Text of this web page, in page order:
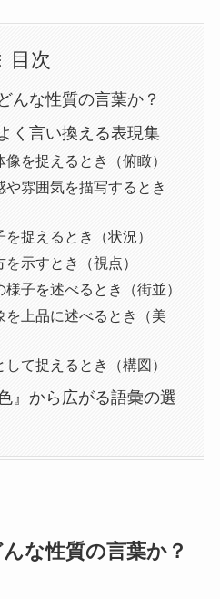
目次
んな性質の言葉か？
く言い換える表現集
を捉えるとき（俯瞰）
や雰囲気を描写するとき
捉えるとき（状況）
示すとき（視点）
子を述べるとき（街並）
を上品に述べるとき（美
て捉えるとき（構図）
』から広がる語彙の選
な性質の言葉か？